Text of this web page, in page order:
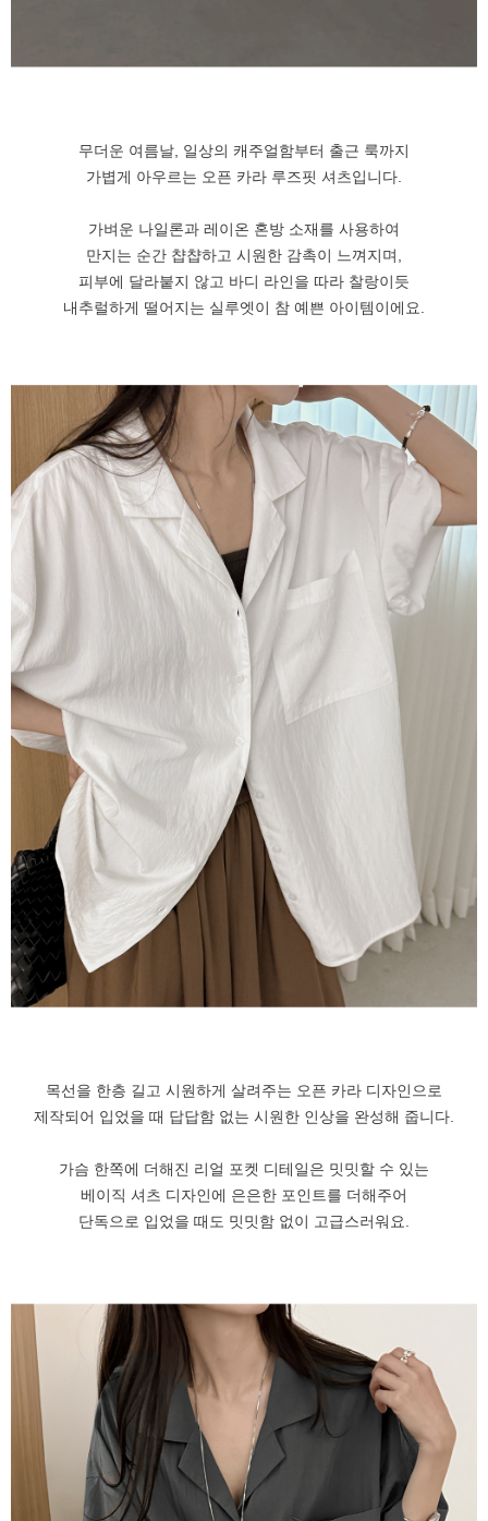
무더운 여름날, 일상의 캐주얼함부터 출근 룩까지
가볍게 아우르는 오픈 카라 루즈핏 셔츠입니다.
가벼운 나일론과 레이온 혼방 소재를 사용하여
만지는 순간 챱챱하고 시원한 감촉이 느껴지며,
피부에 달라붙지 않고 바디 라인을 따라 찰랑이듯
내추럴하게 떨어지는 실루엣이 참 예쁜 아이템이에요.
목선을 한층 길고 시원하게 살려주는 오픈 카라 디자인으로
제작되어 입었을 때 답답함 없는 시원한 인상을 완성해 줍니다.
가슴 한쪽에 더해진 리얼 포켓 디테일은 밋밋할 수 있는
베이직 셔츠 디자인에 은은한 포인트를 더해주어
단독으로 입었을 때도 밋밋함 없이 고급스러워요.